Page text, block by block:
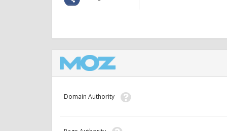
Domain Authority